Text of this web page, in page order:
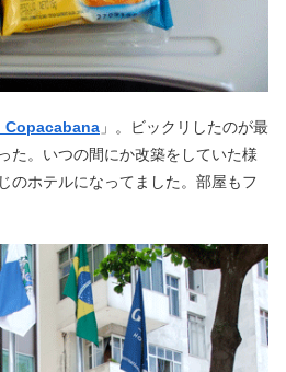
Copacabana 」。ビックリしたのが最
た。いつの間にか改築をしていた様
のホテルになってました。部屋もフ